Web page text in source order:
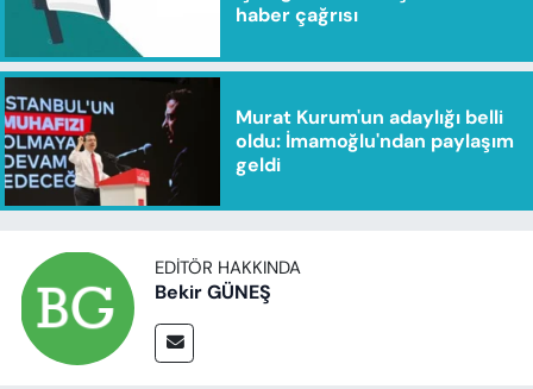
haber çağrısı
Murat Kurum'un adaylığı belli
oldu: İmamoğlu'ndan paylaşım
geldi
EDITÖR HAKKINDA
Bekir GÜNEŞ